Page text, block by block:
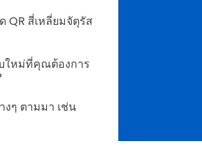
QR สี่เหลี่ยมจัตุรัส
ใหม่ที่คุณต้องการ
ๆ ตามมา เช่น